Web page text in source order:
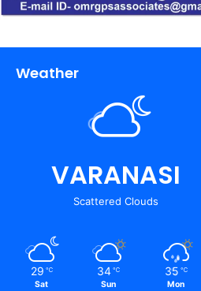
Weather
VARANASI
Scattered Clouds
29 ℃
Sat
34 ℃
Sun
35 ℃
Mon